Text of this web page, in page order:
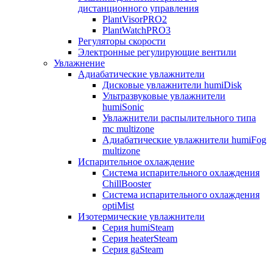
дистанционного управления
PlantVisorPRO2
PlantWatchPRO3
Регуляторы скорости
Электронные регулирующие вентили
Увлажнение
Адиабатические увлажнители
Дисковые увлажнители humiDisk
Ультразвуковые увлажнители
humiSonic
Увлажнители распылительного типа
mc multizone
Адиабатические увлажнители humiFog
multizone
Испарительное охлаждение
Система испарительного охлаждения
ChillBooster
Система испарительного охлаждения
optiMist
Изотермические увлажнители
Серия humiSteam
Серия heaterSteam
Серия gaSteam